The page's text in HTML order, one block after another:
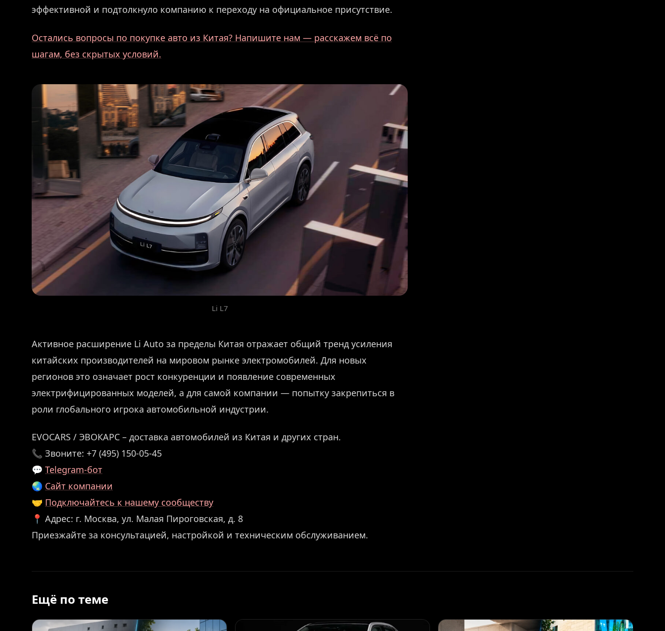
эффективной и подтолкнуло компанию к переходу на официальное присутствие.
Остались вопросы по покупке авто из Китая? Напишите нам — расскажем всё по
шагам, без скрытых условий.
Li L7
Активное расширение Li Auto за пределы Китая отражает общий тренд усиления
китайских производителей на мировом рынке электромобилей. Для новых
регионов это означает рост конкуренции и появление современных
электрифицированных моделей, а для самой компании — попытку закрепиться в
роли глобального игрока автомобильной индустрии.
EVOCARS / ЭВОКАРС – доставка автомобилей из Китая и других стран.
📞 Звоните: +7 (495) 150-05-45
💬 Telegram-бот
🌏 Сайт компании
🤝 Подключайтесь к нашему сообществу
📍 Адрес: г. Москва, ул. Малая Пироговская, д. 8
Приезжайте за консультацией, настройкой и техническим обслуживанием.
Ещё по теме